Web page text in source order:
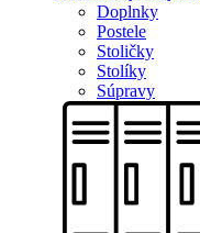
Doplnky
Postele
Stoličky
Stolíky
Súpravy